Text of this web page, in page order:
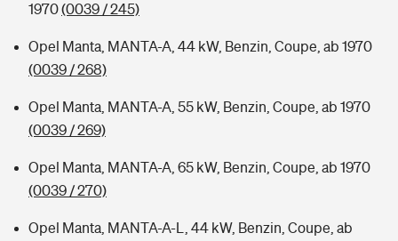
Kinderunfall-Check: Mehr Sicherheit für deine Kids
Typklassen: So ist Ihr Auto eingestuft
Sie haben Fragen?
1970(0039 / 245)
Opel Manta, MANTA-A, 44 kW, Benzin, Coupe, ab 1970
(0039 / 268)
Opel Manta, MANTA-A, 55 kW, Benzin, Coupe, ab 1970
(0039 / 269)
Opel Manta, MANTA-A, 65 kW, Benzin, Coupe, ab 1970
(0039 / 270)
Opel Manta, MANTA-A-L, 44 kW, Benzin, Coupe, ab